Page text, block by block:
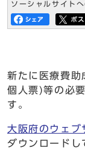
ソーシャルサイト
新たに医療費助
個人票)等の必
す。
大阪府のウェブ
ダウンロードし